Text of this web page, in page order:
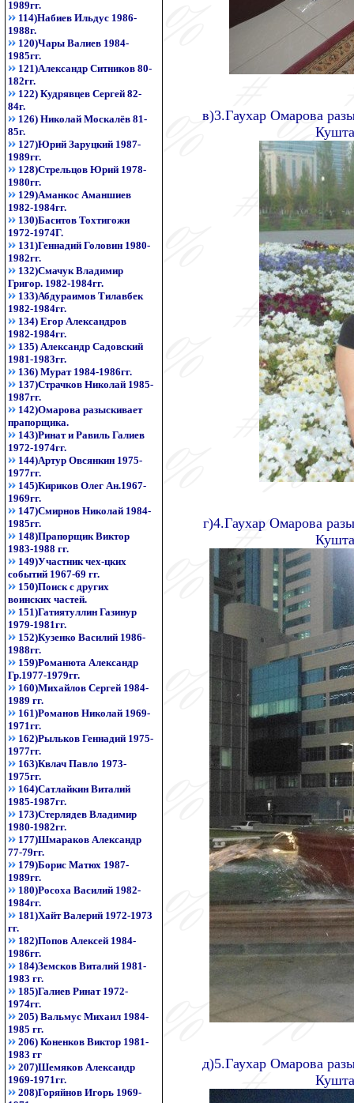
1989гг.
114)Набиев Ильдус 1986-
1988г.
120)Чары Валиев 1984-
1985гг.
121)Александр Ситников 80-
182гг.
122) Кудрявцев Сергей 82-
84г.
126) Николай Москалёв 81-
85г.
127)Юрий Заруцкий 1987-
1989гг.
128)Стрельцов Юрий 1978-
1980гг.
129)Аманкос Аманшиев
1982-1984гг.
130)Баситов Тохтигожи
1972-1974Г.
131)Геннадий Головин 1980-
1982гг.
132)Смачук Владимир
Григор. 1982-1984гг.
133)Абдураимов Тилавбек
1982-1984гг.
134) Егор Александров
1982-1984гг.
135) Александр Садовский
1981-1983гг.
136) Мурат 1984-1986гг.
137)Страчков Николай 1985-
1987гг.
142)Омарова разыскивает
прапорщика.
143)Ринат и Равиль Галиев
1972-1974гг.
144)Артур Овсянкин 1975-
1977гг.
145)Кириков Олег Ан.1967-
1969гг.
147)Смирнов Николай 1984-
1985гг.
148)Прапорщик Виктор
1983-1988 гг.
149)Участник чех-цких
событий 1967-69 гг.
150)Поиск с других
воинских частей.
151)Гатиятуллин Газинур
1979-1981гг.
152)Кузенко Василий 1986-
1988гг.
159)Романюта Александр
Гр.1977-1979гг.
160)Михайлов Сергей 1984-
1989 гг.
161)Романов Николай 1969-
1971гг.
162)Рыльков Геннадий 1975-
1977гг.
163)Квлач Павло 1973-
1975гг.
164)Сатлайкин Виталий
1985-1987гг.
173)Стерлядев Владимир
1980-1982гг.
177)Шмараков Александр
77-79гг.
179)Борис Матюх 1987-
1989гг.
180)Росоха Василий 1982-
1984гг.
181)Хайт Валерий 1972-1973
гг.
182)Попов Алексей 1984-
1986гг.
184)Земсков Виталий 1981-
1983 гг.
185)Галиев Ринат 1972-
1974гг.
205) Вальмус Михаил 1984-
1985 гг.
206) Коненков Виктор 1981-
1983 гг
207)Шемяков Александр
1969-1971гг.
208)Горяйнов Игорь 1969-
в)3.Гаухар Омарова
г)4.Гаухар Омарова
д)5.Гаухар Омарова